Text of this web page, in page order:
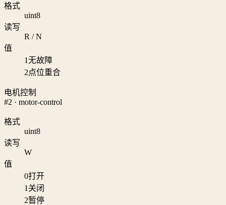
格式
uint8
读写
R / N
值
1无故障
2点位重合
电机控制
#2 · motor-control
格式
uint8
读写
W
值
0打开
1 关闭
2暂停